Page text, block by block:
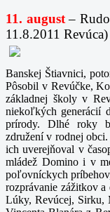
11. august –
11.8.2011
Banskej Štiavnici,
Pôsobil v Revúčke,
základnej školy v
niekoľkých generácií
prírody. Dlhé roky
združení v rodnej
ich uverejňoval v
mládež Domino i v
poľovníckych
rozprávanie zážitkov
Lúky, Revúcej, Sirku,